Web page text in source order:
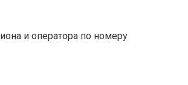
и оператора по номеру